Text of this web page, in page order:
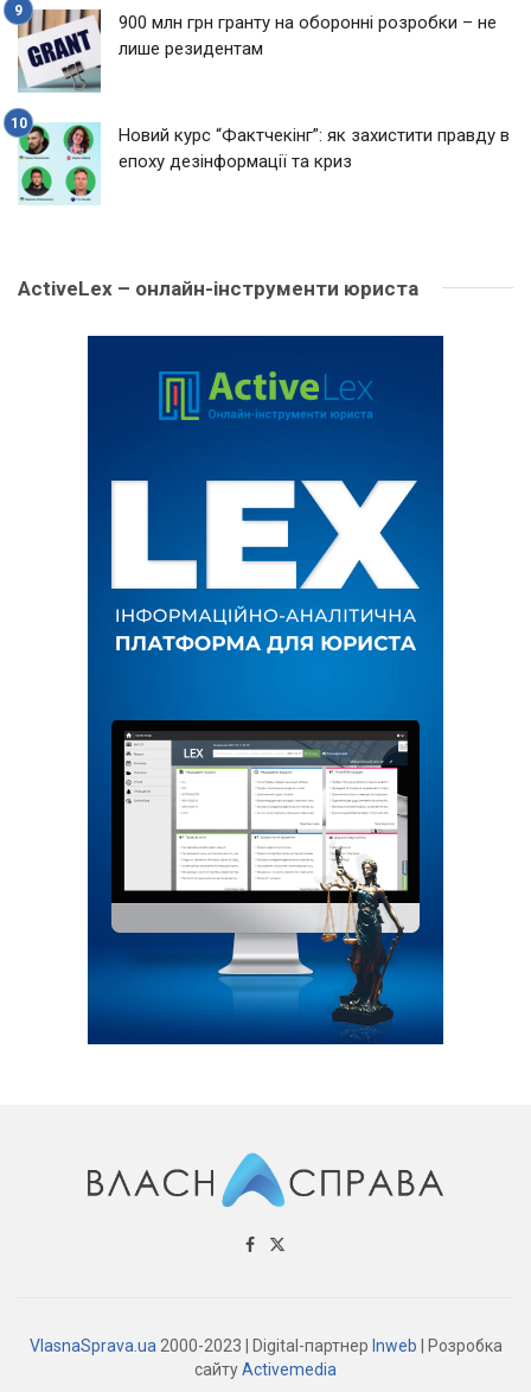
900 млн грн гранту на оборонні розробки – не
лише резидентам
Новий курс “Фактчекінг”: як захистити правду в
епоху дезінформації та криз
ActiveLex – онлайн-інструменти юриста
VlasnaSprava.ua 2000-2023 | Digital-партнер Inweb | Розробка
сайтуActivemedia